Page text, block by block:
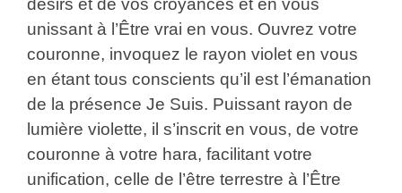
désirs et de vos croyances et en vous
unissant à l’Être vrai en vous. Ouvrez votre
couronne, invoquez le rayon violet en vous
en étant tous conscients qu’il est l’émanation
de la présence Je Suis. Puissant rayon de
lumière violette, il s’inscrit en vous, de votre
couronne à votre hara, facilitant votre
unification, celle de l’être terrestre à l’Être